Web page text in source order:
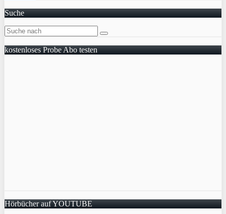
Suche
kostenloses Probe Abo testen
Hörbücher auf YOUTUBE